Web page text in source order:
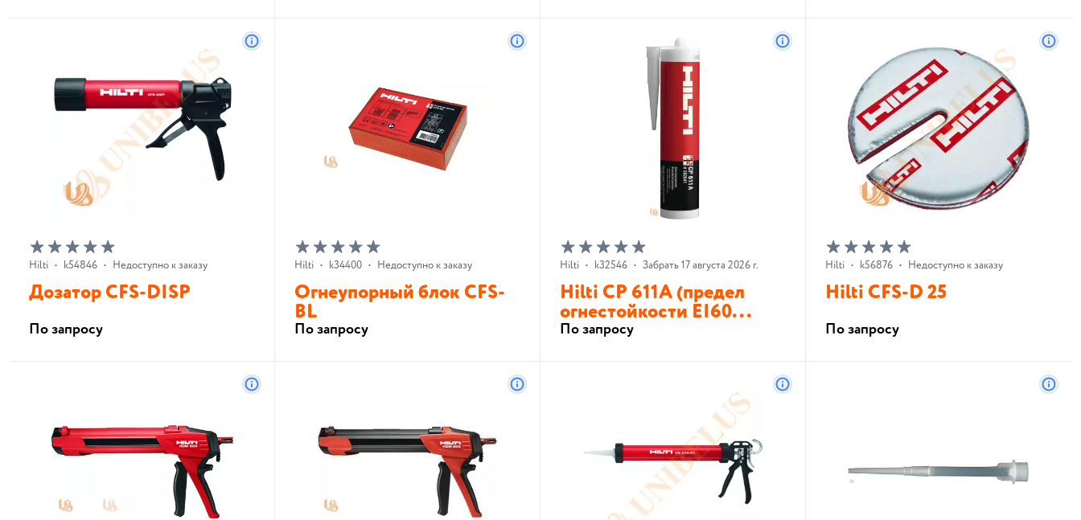
Hilti • k54846 • Недоступно к заказу
Дозатор CFS-DISP
По запросу
Hilti • k34400 • Недоступно к заказу
Огнеупорный блок CFS-
BL
По запросу
Hilti • k32546 • Забрать 17 августа 2026 г.
Hilti CP 611A (предел
огнестойкости EI60...
По запросу
Hilti • k56876 • Недоступно к заказу
Hilti CFS-D 25
По запросу